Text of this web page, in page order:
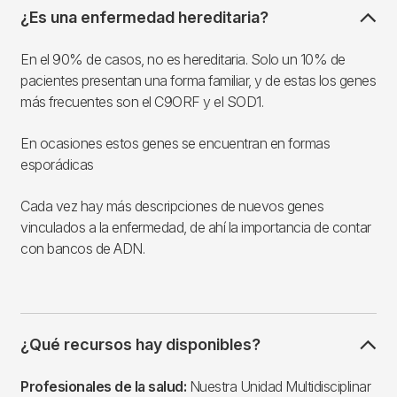
¿Es una enfermedad hereditaria?
En el 90% de casos, no es hereditaria. Solo un 10% de
pacientes presentan una forma familiar, y de estas los genes
más frecuentes son el C9ORF y el SOD1.
En ocasiones estos genes se encuentran en formas
esporádicas
Cada vez hay más descripciones de nuevos genes
vinculados a la enfermedad, de ahí la importancia de contar
con bancos de ADN.
¿Qué recursos hay disponibles?
Profesionales de la salud: Nuestra Unidad Multidisciplinar